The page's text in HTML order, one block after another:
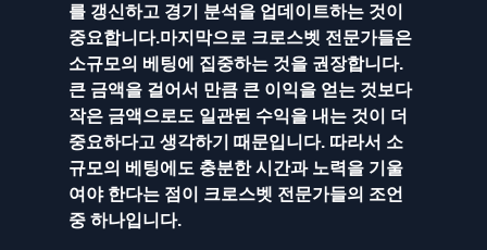
를 갱신하고 경기 분석을 업데이트하는 것이
중요합니다.마지막으로 크로스벳 전문가들은
소규모의 베팅에 집중하는 것을 권장합니다.
큰 금액을 걸어서 만큼 큰 이익을 얻는 것보다
작은 금액으로도 일관된 수익을 내는 것이 더
중요하다고 생각하기 때문입니다. 따라서 소
규모의 베팅에도 충분한 시간과 노력을 기울
여야 한다는 점이 크로스벳 전문가들의 조언
중 하나입니다.